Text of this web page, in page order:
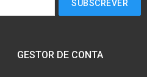
GESTOR DE CONTA